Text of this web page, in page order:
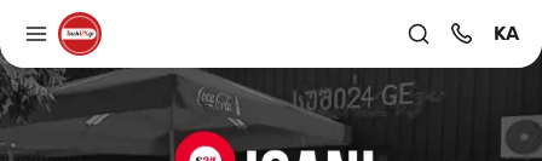
KA